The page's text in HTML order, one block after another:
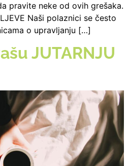
pravite neke od ovih grešaka.
Naši polaznici se često
o upravljanju […]
JUTARNJU